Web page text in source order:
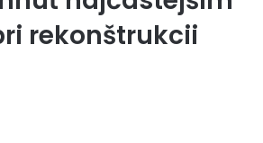
rekonštrukcii